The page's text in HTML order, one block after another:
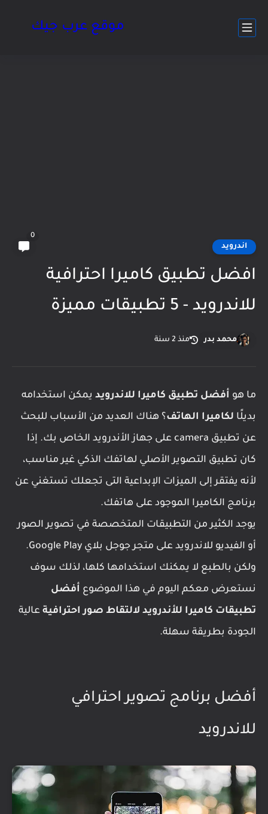
موقع عرب جيك
اندرويد
0
افضل تطبيق كاميرا احترافية
للاندرويد - 5 تطبيقات مميزة
محمد بدر منذ 2 سنة
ما هو أفضل تطبيق كاميرا للاندرويد يمكن استخدامه
بديلًا لكاميرا الهاتف؟ هناك العديد من الأسباب للبحث
عن تطبيق camera على جهاز الأندرويد الخاص بك. إذا
كان تطبيق التصوير الأصلي لهاتفك الذكي غير مناسب،
لأنه يفتقر إلى الميزات الإبداعية التى تجعلك تستغني عن
برنامج الكاميرا الموجود على هاتفك.
يوجد الكثير من التطبيقات المتخصصة في تصوير الصور
أو الفيديو للاندرويد على متجر جوجل بلاي Google Play.
ولكن بالطبع لا يمكنك استخدامها كلها، لذلك سوف
نستعرض معكم اليوم في هذا الموضوع أفضل
تطبيقات كاميرا للأندرويد لالتقاط صور احترافية عالية
الجودة بطريقة سهلة.
أفضل برنامج تصوير احترافي
للاندرويد